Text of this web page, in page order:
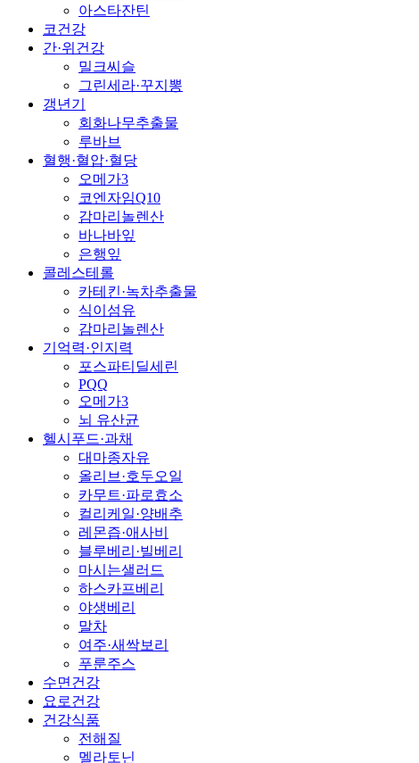
아스타잔틴
코건강
간·위건강
밀크씨슬
그린세라·꾸지뽕
갱년기
회화나무추출물
루바브
혈행·혈압·혈당
오메가3
코엔자임Q10
감마리놀렌산
바나바잎
은행잎
콜레스테롤
카테킨·녹차추출물
식이섬유
감마리놀렌산
기억력·인지력
포스파티딜세린
PQQ
오메가3
뇌 유산균
헬시푸드·과채
대마종자유
올리브·호두오일
카무트·파로효소
컬리케일·양배추
레몬즙·애사비
블루베리·빌베리
마시는샐러드
하스카프베리
야생베리
말차
여주·새싹보리
푸룬주스
수면건강
요로건강
건강식품
전해질
멜라토닌